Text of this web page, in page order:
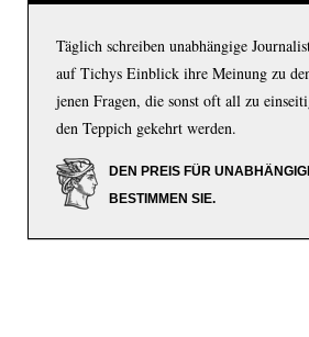
Täglich schreiben unabhängige
auf Tichys Einblick ihre Meinung zu
jenen Fragen, die sonst oft all zu
den Teppich gekehrt werden.
DEN PREIS FÜR
BESTIMMEN SIE.